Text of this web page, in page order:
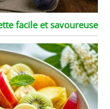
facile et savoureuse